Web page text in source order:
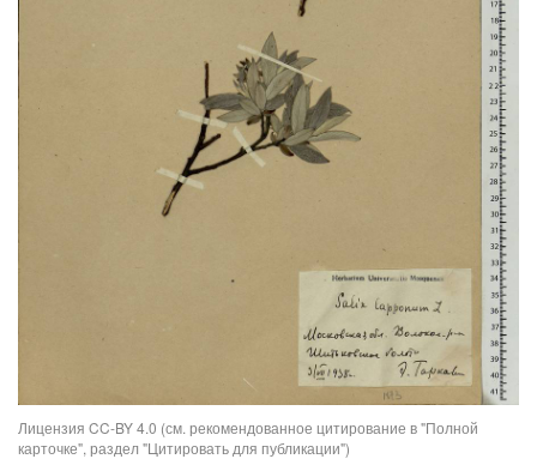
Лицензия CC-BY 4.0 (см. рекомендованное цитирование в "Полной
карточке", раздел "Цитировать для публикации")